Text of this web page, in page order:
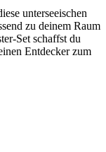
unterseeischen
zu deinem Raum
Set schaffst du
Entdecker zum